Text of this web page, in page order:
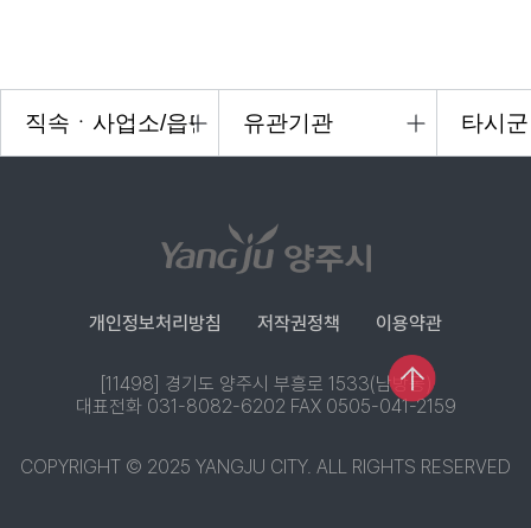
개인정보처리방침 저작권정책 이용약관
[11498] 경기도 양주시 부흥로 1533(남방동)
대표전화 031-8082-6202 FAX 0505-041-2159
COPYRIGHT © 2025 YANGJU CITY. ALL RIGHTS RESERVED